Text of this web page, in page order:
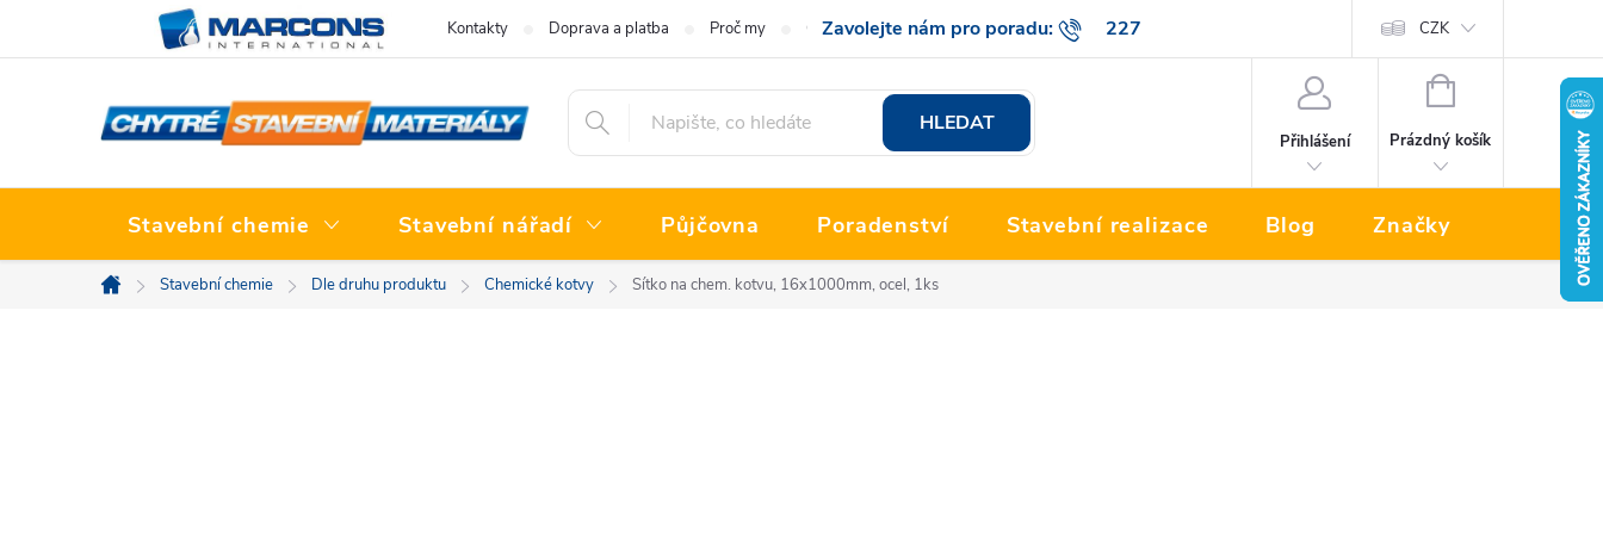
227
777 222
Kontakty Doprava a platba Proč my O nás Hodnocení obchodu Prodávané značky CZK
HLEDAT
Přihlášení
NÁKUPNÍ
Prázdný košík
Stavební chemie Stavební nářadí Půjčovna Poradenství Stavební realizace Blog Značky
Domů
Stavební chemie Dle druhu produktu Chemické kotvy Sítko na chem. kotvu, 16x1000mm, ocel, 1ks